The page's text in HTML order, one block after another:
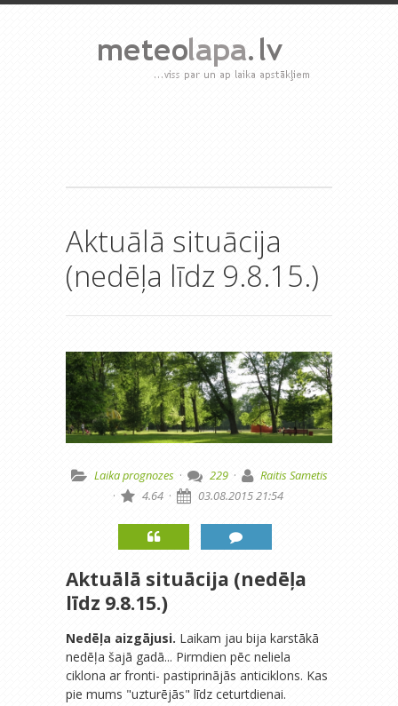
Aktuālā situācija
(nedēļa līdz 9.8.15.)
Laika prognozes · 229 ·
Raitis Sametis
·
4.64 · 03.08.2015 21:54
Aktuālā situācija (nedēļa
līdz 9.8.15.)
Nedēļa aizgājusi. Laikam jau bija karstākā
nedēļa šajā gadā... Pirmdien pēc neliela
ciklona ar fronti- pastiprinājās anticiklons. Kas
pie mums "uzturējās" līdz ceturtdienai.